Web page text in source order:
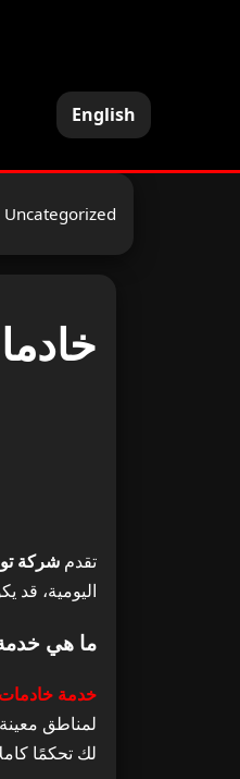
English
Uncategorized
تقدم شركة
اليومية، قد
ما هي
خدمة
لمناطق
لك تحكمًا